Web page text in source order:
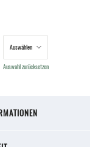
Auswahl zurücksetzen